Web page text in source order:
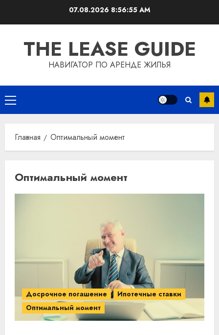
07.08.2026 8:56:56 AM
THE LEASE GUIDE
НАВИГАТОР ПО АРЕНДЕ ЖИЛЬЯ
Основное
меню
Главная Оптимальный момент
Оптимальный момент
Досрочное погашение
Ипотечные ставки
Оптимальный момент